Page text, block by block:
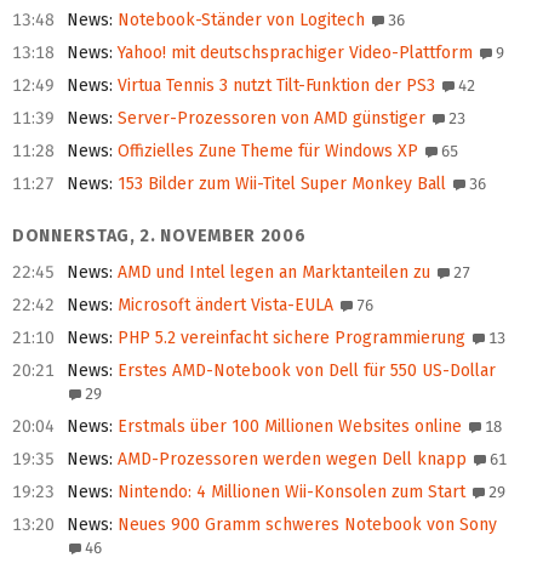
13:48 News: Notebook-Ständer von Logitech 36
13:18 News: Yahoo! mit deutschsprachiger Video-Plattform 9
12:49 News: Virtua Tennis 3 nutzt Tilt-Funktion der PS3 42
11:39 News: Server-Prozessoren von AMD günstiger 23
11:28 News: Offizielles Zune Theme für Windows XP 65
11:27 News: 153 Bilder zum Wii-Titel Super Monkey Ball 36
DONNERSTAG, 2. NOVEMBER 2006
22:45
News: AMD und Intel legen an Marktanteilen zu 27
22:42 News: Microsoft ändert Vista-EULA 76
21:10 News: PHP 5.2 vereinfacht sichere Programmierung 13
20:21 News: Erstes AMD-Notebook von Dell für 550 US-Dollar
29
20:04 News: Erstmals über 100 Millionen Websites online 18
19:35 News: AMD-Prozessoren werden wegen Dell knapp 61
19:23 News: Nintendo: 4 Millionen Wii-Konsolen zum Start 29
13:20 News: Neues 900 Gramm schweres Notebook von Sony
46